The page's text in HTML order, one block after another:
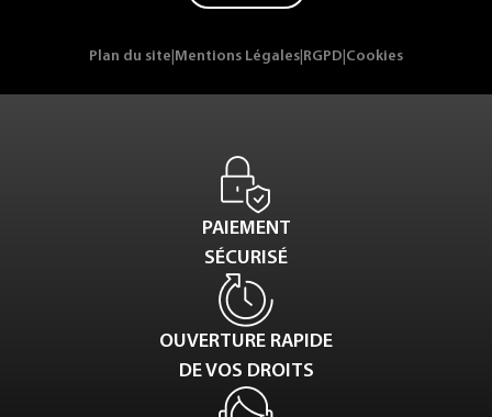
Plan du site Mentions Légales RGPD Cookies
PAIEMENT
SÉCURISÉ
OUVERTURE RAPIDE
DE VOS DROITS